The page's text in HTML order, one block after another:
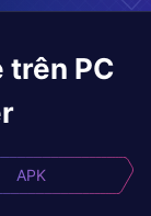
trên PC
APK